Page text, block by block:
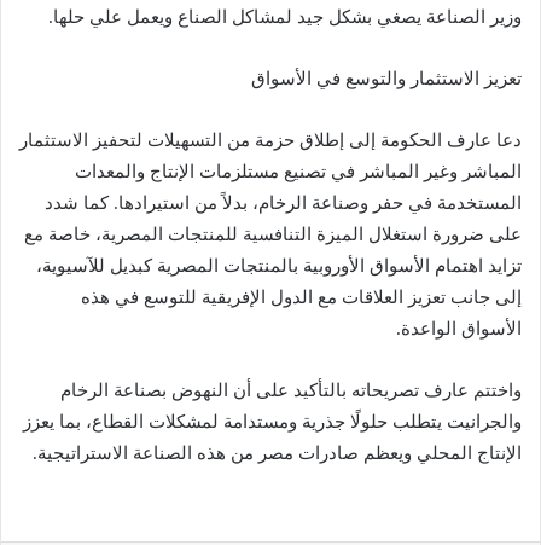
وزير الصناعة يصغي بشكل جيد لمشاكل الصناع ويعمل علي حلها.
تعزيز الاستثمار والتوسع في الأسواق
دعا عارف الحكومة إلى إطلاق حزمة من التسهيلات لتحفيز الاستثمار
المباشر وغير المباشر في تصنيع مستلزمات الإنتاج والمعدات
المستخدمة في حفر وصناعة الرخام، بدلاً من استيرادها. كما شدد
على ضرورة استغلال الميزة التنافسية للمنتجات المصرية، خاصة مع
تزايد اهتمام الأسواق الأوروبية بالمنتجات المصرية كبديل للآسيوية،
إلى جانب تعزيز العلاقات مع الدول الإفريقية للتوسع في هذه
الأسواق الواعدة.
واختتم عارف تصريحاته بالتأكيد على أن النهوض بصناعة الرخام
والجرانيت يتطلب حلولًا جذرية ومستدامة لمشكلات القطاع، بما يعزز
الإنتاج المحلي ويعظم صادرات مصر من هذه الصناعة الاستراتيجية.